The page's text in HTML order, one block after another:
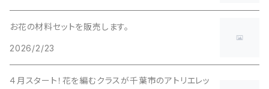
お花の材料セットを販売します。
2026/2/23
４月スタート！花を編むクラスが千葉市のアトリエレッ